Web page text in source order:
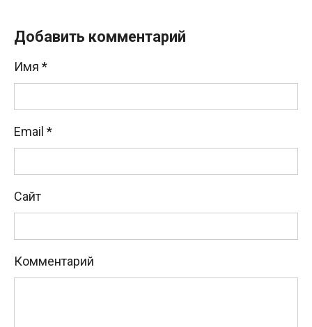
Добавить комментарий
Имя *
Email *
Сайт
Комментарий